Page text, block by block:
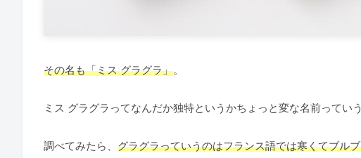
その名も「ミス グラグラ」。
ミス グラグラってなんだか独特というかちょっと変な名前ってい
調べてみたら、 グラグラっていうのはフランス語では寒くてブル